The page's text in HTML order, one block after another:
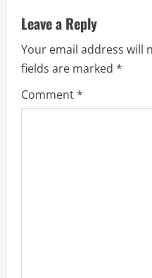
a
v
i
g
Leave a Reply
Your email address will
fields are marked *
Comment*